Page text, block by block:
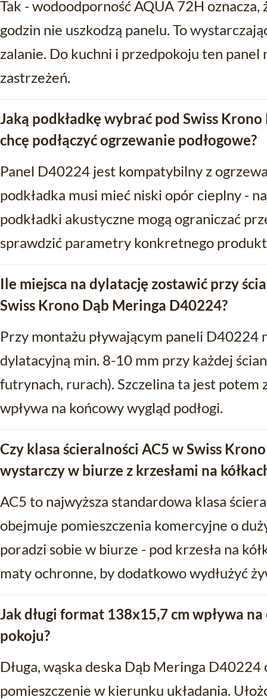
Tak - wodoodporność AQUA 72H oznacza,
godzin nie uszkodzą panelu. To
zalanie. Do kuchni i przedpokoju ten panel
zastrzeżeń.
Jaką podkładkę wybrać pod Swiss
chcę podłączyć ogrzewanie podłogowe?
Panel D40224 jest kompatybilny z
podkładka musi mieć niski opór cieplny -
podkładki akustyczne mogą ograniczać
sprawdzić parametry konkretnego
Ile miejsca na dylatację zostawić przy
Swiss Krono Dąb Meringa D40224?
Przy montażu pływającym paneli D40224
dylatacyjną min. 8-10 mm przy każdej
futrynach, rurach). Szczelina ta jest
wpływa na końcowy wygląd podłogi.
Czy klasa ścieralności AC5 w Swiss
wystarczy w biurze z krzesłami na
AC5 to najwyższa standardowa klasa
obejmuje pomieszczenia komercyjne o
poradzi sobie w biurze - pod krzesła na
maty ochronne, by dodatkowo wydłużyć
Jak długi format 138x15,7 cm wpływa
pokoju?
Długa, wąska deska Dąb Meringa D40224
pomieszczenie w kierunku układania.